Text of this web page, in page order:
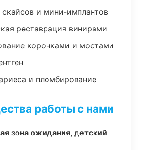
скайсов и мини-имплантов
реставрация винирами
коронками и мостами
и пломбирование
работы с нами
зона ожидания, детский